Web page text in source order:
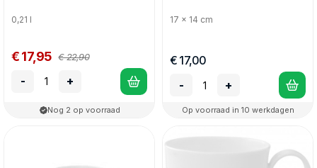
0,21 l
€ 17,95 € 22,90
- +
Nog 2 op voorraad
17 x 14 cm
€ 17,00
-
+
Op voorraad in 10 werkdagen